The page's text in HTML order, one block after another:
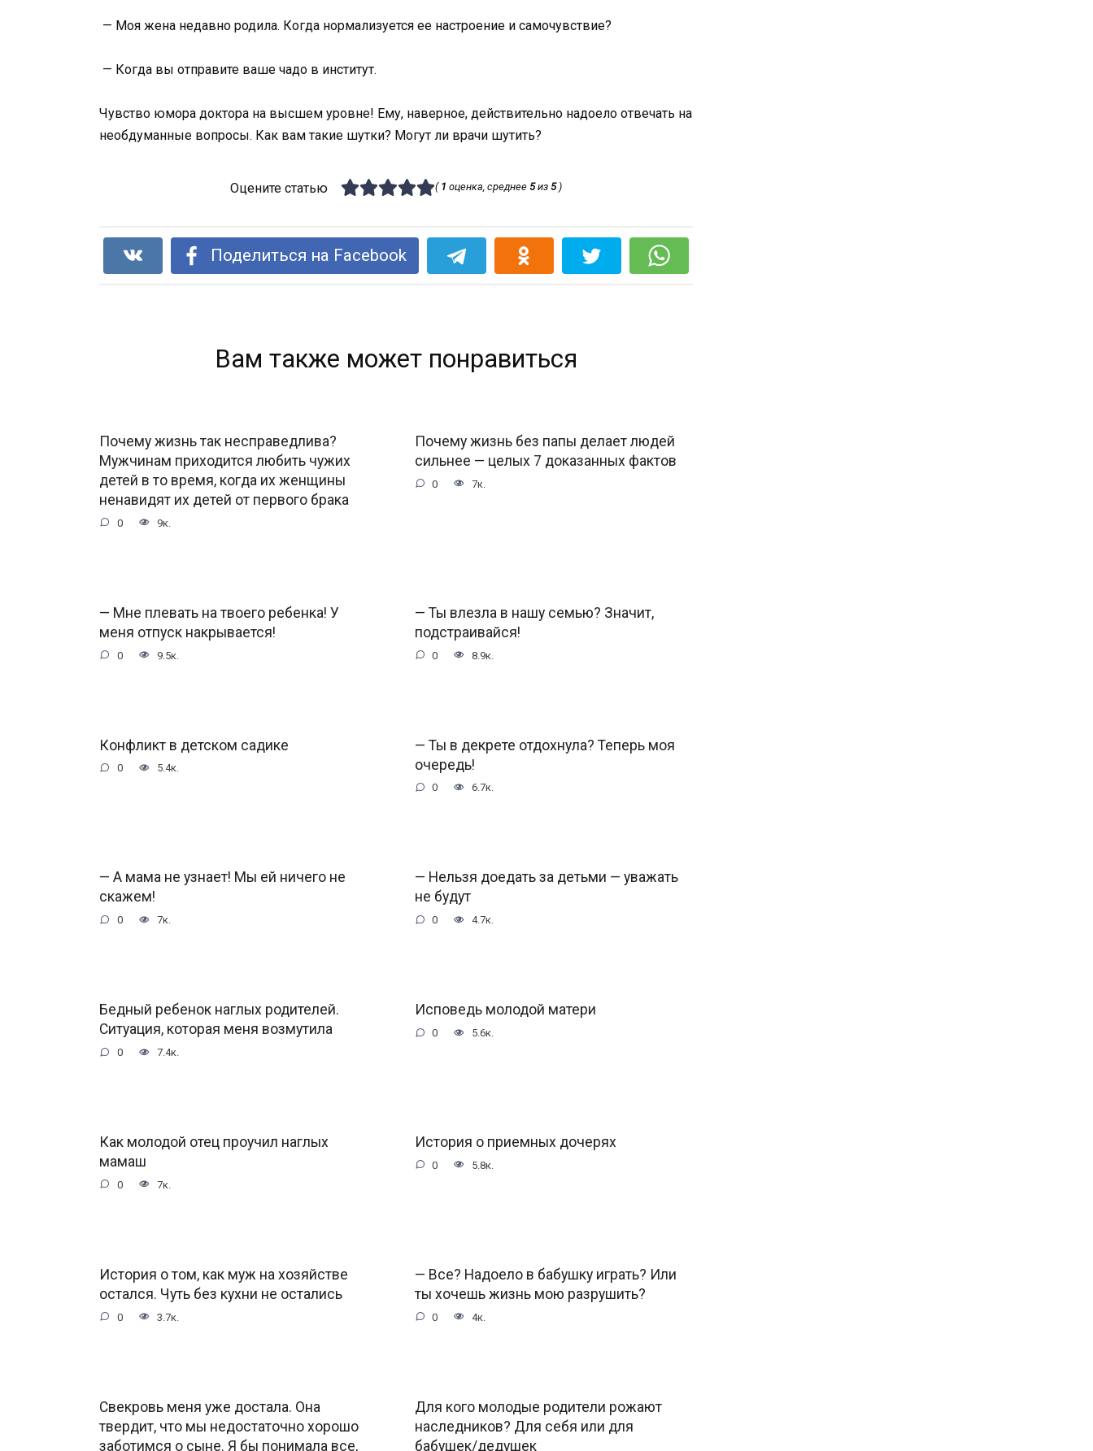
— Моя жена недавно родила. Когда нормализуется ее настроение и самочувствие?
— Когда вы отправите ваше чадо в институт.
Чувство юмора доктора на высшем уровне! Ему, наверное, действительно надоело отвечать на
необдуманные вопросы. Как вам такие шутки? Могут ли врачи шутить?
Оцените статью ( 1 оценка, среднее5из5)
Поделиться на Facebook
Вам также может понравиться
Почему жизнь так несправедлива?
Мужчинам приходится любить чужих
детей в то время, когда их женщины
ненавидят их детей от первого брака
0 9к.
Почему жизнь без папы делает людей
сильнее — целых 7 доказанных фактов
0 7к.
— Мне плевать на твоего ребенка! У
меня отпуск накрывается!
0 9.5к.
— Ты влезла в нашу семью? Значит,
подстраивайся!
0 8.9к.
Конфликт в детском садике
0 5.4к.
— Ты в декрете отдохнула? Теперь моя
очередь!
0 6.7к.
— А мама не узнает! Мы ей ничего не
скажем!
0 7к.
— Нельзя доедать за детьми — уважать
не будут
0 4.7к.
Бедный ребенок наглых родителей.
Ситуация, которая меня возмутила
0 7.4к.
Исповедь молодой матери
0 5.6к.
Как молодой отец проучил наглых
мамаш
0 7к.
История о приемных дочерях
0 5.8к.
История о том, как муж на хозяйстве
остался. Чуть без кухни не остались
0 3.7к.
— Все? Надоело в бабушку играть? Или
ты хочешь жизнь мою разрушить?
0 4к.
Свекровь меня уже достала. Она
твердит, что мы недостаточно хорошо
заботимся о сыне. Я бы понимала все,
Для кого молодые родители рожают
наследников? Для себя или для
бабушек/дедушек